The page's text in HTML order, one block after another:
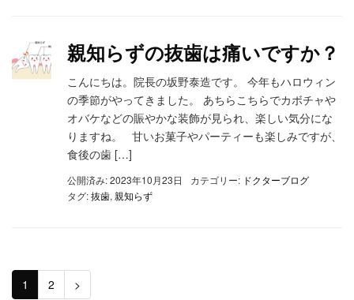
親知らずの抜歯は痛いですか？
こんにちは。院長の坂野泰造です。 今年もハロウィン
の季節がやってきました。 あちらこちらでカボチャや
オバケなどの賑やかな装飾が見られ、楽しい気分にな
りますね。 甘いお菓子やパーティーも楽しみですが、
食後の歯 […]
公開済み: 2023年10月23日 カテゴリー: ドクターブログ
タグ:抜歯, 親知らず
1 2 >